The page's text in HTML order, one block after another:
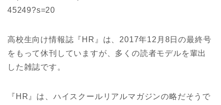
45249?s=20
高校生向け情報誌『 HR 』は、2017年12月8日の最終号
をもって休刊していますが、多くの読者モデルを輩出
した雑誌です。
『 HR 』は、ハイスクールリアルマガジンの略だそうで